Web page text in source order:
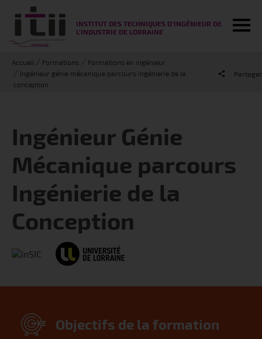
INSTITUT DES TECHNIQUES D'INGÉNIEUR DE
L'INDUSTRIE DE LORRAINE
Accueil Formations
Formations en ingénieur
Ingénieur génie mécanique parcours ingénierie de la
conception
Partager
Ingénieur Génie
Mécanique parcours
Ingénierie de la
Conception
Objectifs de la formation